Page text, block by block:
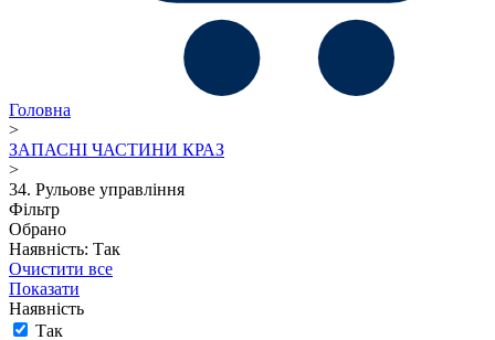
Головна
>
ЗАПАСНІ ЧАСТИНИ КРАЗ
>
34. Рульове управління
Фільтр
Обрано
Наявність: Так
Очистити все
Показати
Наявність
Так